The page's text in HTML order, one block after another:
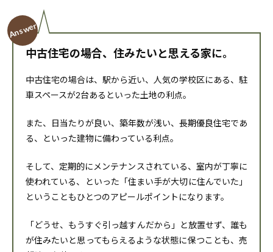
中古住宅の場合、住みたいと思える家に。
中古住宅の場合は、駅から近い、人気の学校区にある、駐
車スペースが2台あるといった土地の利点。
また、日当たりが良い、築年数が浅い、長期優良住宅であ
る、といった建物に備わっている利点。
そして、定期的にメンテナンスされている、室内が丁寧に
使われている、といった「住まい手が大切に住んでいた」
ということもひとつのアピールポイントになります。
「どうせ、もうすぐ引っ越すんだから」と放置せず、誰も
が住みたいと思ってもらえるような状態に保つことも、売